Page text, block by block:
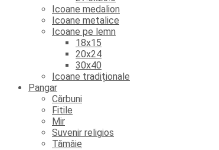
Icoane medalion
Icoane metalice
Icoane pe lemn
18x15
20x24
30x40
Icoane tradiționale
Pangar
Cărbuni
Fitile
Mir
Suvenir religios
Tămâie